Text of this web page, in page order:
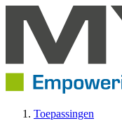
Toepassingen